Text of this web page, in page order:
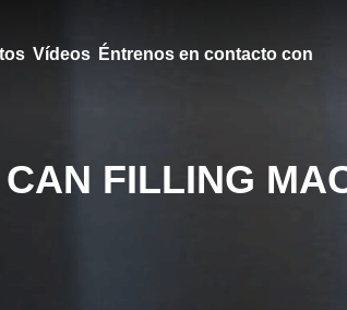
Vídeos Éntrenos en contacto con
FILLING